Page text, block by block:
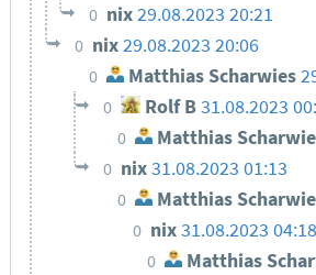
0 nix29.08.2023 20:21
0 nix29.08.2023 20:06
0 Matthias Scharwies
0 Rolf B31.08.2023
0 Matthias
0 nix31.08.2023 01:13
0 Matthias
0 nix31.08.2023 04:18
0 Matthias